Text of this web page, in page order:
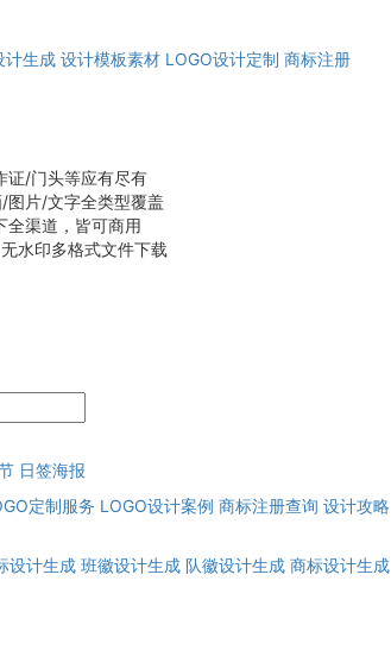
计生成 设计模板素材 LOGO设计定制 商标注册
证/门头等应有尽有
图片/文字全类型覆盖
全渠道，皆可商用
无水印多格式文件下载
日签海报
定制服务 LOGO设计案例 商标注册查询 设计攻略
设计生成 班徽设计生成 队徽设计生成 商标设计生成